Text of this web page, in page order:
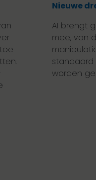
Nieuwe
AI brengt
mee, van
standaard
worden